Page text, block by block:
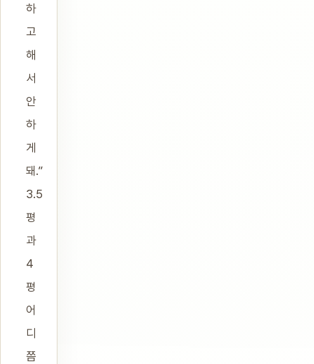
하
고
해
서
안
하
게
돼.”
3.5
평
과
4
평
어
디
쯤